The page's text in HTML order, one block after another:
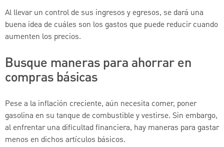
Al llevar un control de sus ingresos y egresos, se dará una
buena idea de cuáles son los gastos que puede reducir cuando
aumenten los precios.
Busque maneras para ahorrar en
compras básicas
Pese a la inflación creciente, aún necesita comer, poner
gasolina en su tanque de combustible y vestirse. Sin embargo,
al enfrentar una dificultad financiera, hay maneras para gastar
menos en dichos artículos básicos.